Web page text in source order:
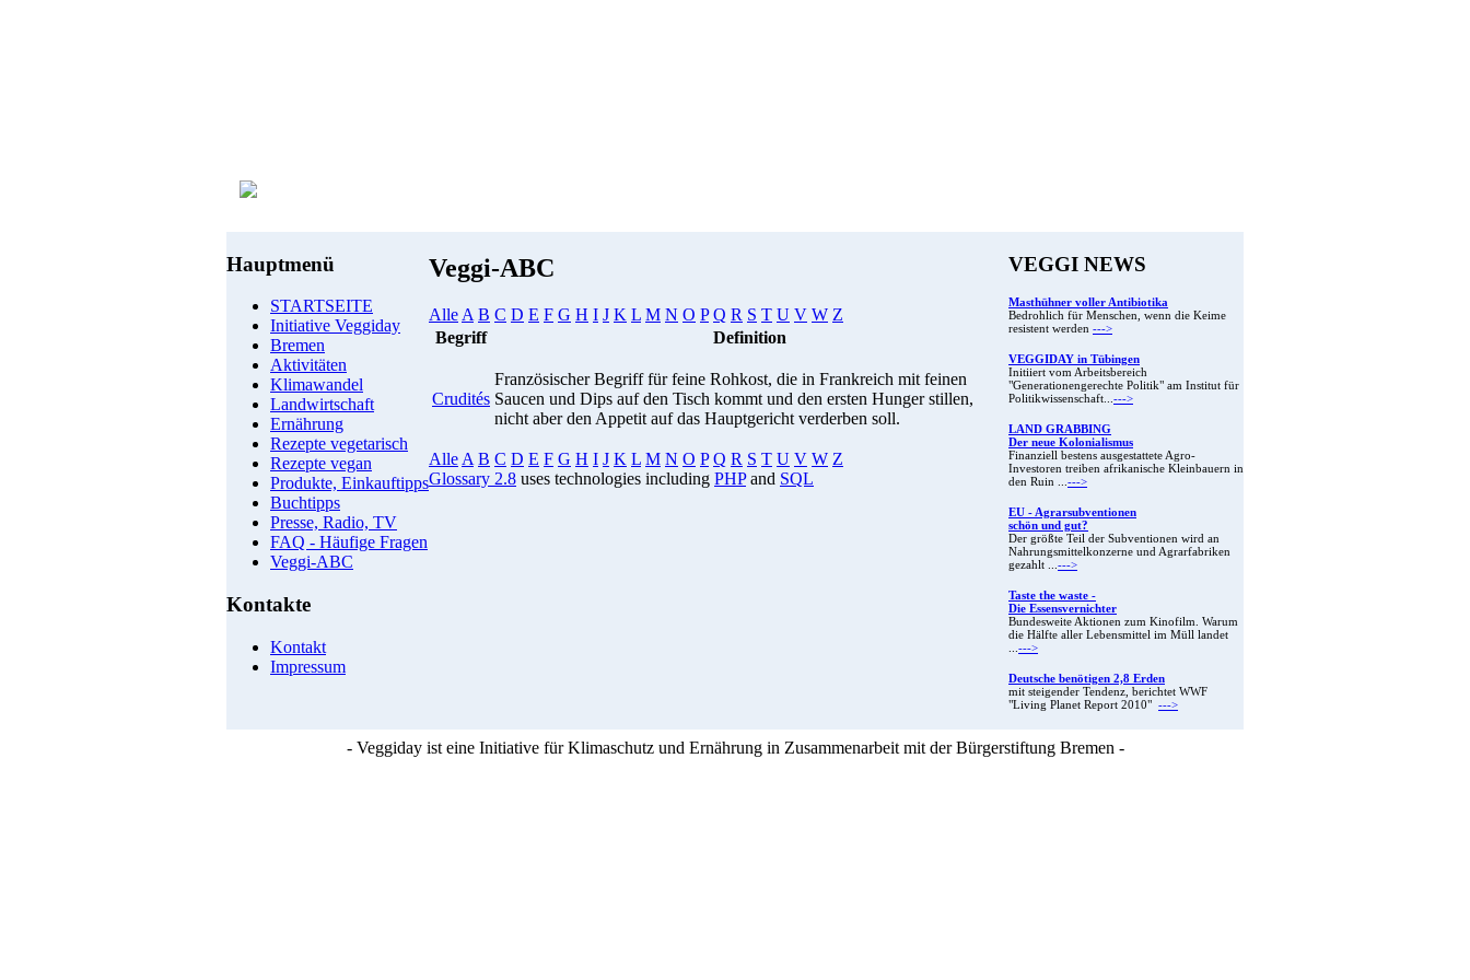
Hauptmenü
STARTSEITE
Initiative Veggiday
Bremen
Aktivitäten
Klimawandel
Landwirtschaft
Ernährung
Rezepte vegetarisch
Rezepte vegan
Produkte, Einkauftipps
Buchtipps
Presse, Radio, TV
FAQ - Häufige Fragen
Veggi-ABC
Kontakte
Kontakt
Impressum
Veggi-ABC
Alle A B C D E F G H I J K L M N O P Q R S T U V W Z
Begriff
Definition
Crudités
Französischer Begriff für feine Rohkost, die in Frankreich mit feinen
Saucen und Dips auf den Tisch kommt und den ersten Hunger stillen,
nicht aber den Appetit auf das Hauptgericht verderben soll.
Alle A B C D E F G H I J K L M N O P Q R S T U V W Z
Glossary 2.8 uses technologies including PHPand SQL
VEGGI NEWS
Masthühner voller Antibiotika
Bedrohlich für Menschen, wenn die Keime
resistent werden --->
VEGGIDAY in Tübingen
Initiiert vom Arbeitsbereich
"Generationengerechte Politik" am Institut für
Politikwissenschaft...--->
LAND GRABBING
Der neue Kolonialismus
Finanziell bestens ausgestattete Agro-
Investoren treiben afrikanische Kleinbauern in
den Ruin ...--->
EU - Agrarsubventionen
schön und gut?
Der größte Teil der Subventionen wird an
Nahrungsmittelkonzerne und Agrarfabriken
gezahlt ...--->
Taste the waste -
Die Essensvernichter
Bundesweite Aktionen zum Kinofilm. Warum
die Hälfte aller Lebensmittel im Müll landet
...--->
Deutsche benötigen 2,8 Erden
mit steigender Tendenz, berichtet WWF
"Living Planet Report 2010" --->
- Veggiday ist eine Initiative für Klimaschutz und Ernährung in Zusammenarbeit mit der Bürgerstiftung Bremen -